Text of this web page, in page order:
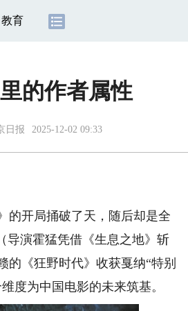
教育
的作者属性
日报 2025-12-02 09:33
开局捅破了天，随后却是全
导演霍猛凭借《生息之地》斩
《狂野时代》收获戛纳“特别
度为中国电影的未来筑基。